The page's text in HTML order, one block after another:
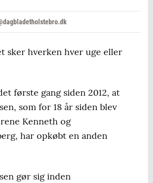
sker hverken hver uge eller
første gang siden 2012, at
som for 18 år siden blev
Kenneth og
har opkøbt en anden
gør sig inden